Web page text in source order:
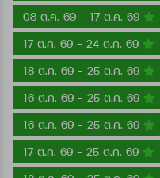
08 ต.ค. 69 - 17 ต.ค. 69
17 ต.ค. 69 - 24 ต.ค. 69
18 ต.ค. 69 - 25 ต.ค. 69
16 ต.ค. 69 - 25 ต.ค. 69
16 ต.ค. 69 - 25 ต.ค. 69
17 ต.ค. 69 - 25 ต.ค. 69